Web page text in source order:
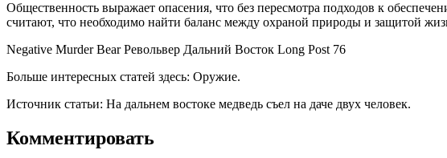
Общественность выражает опасения, что без пересмотра подходов к
считают, что необходимо найти баланс между охраной природы и защитой
Negative Murder Bear Револьвер Дальний Восток Long Post 76
Больше интересных статей здесь: Оружие.
Источник статьи: На дальнем востоке медведь съел на даче двух человек.
Комментировать